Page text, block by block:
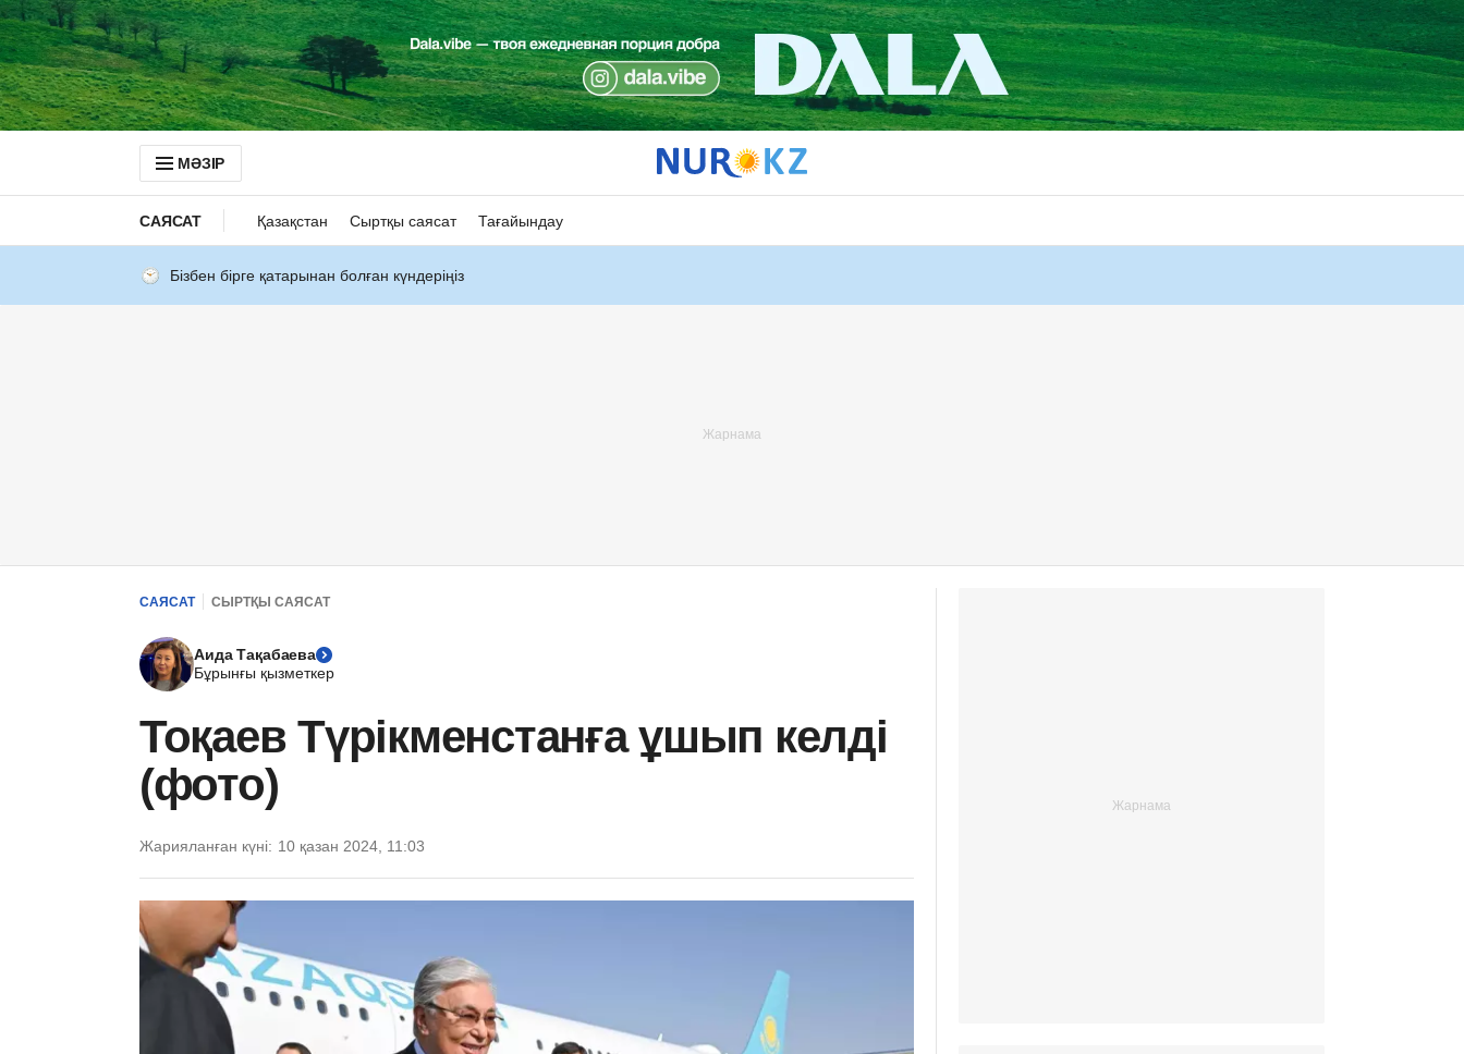
МӘЗІР
САЯСАТ Қазақстан Сыртқы саясат Тағайындау
Бізбен бірге қатарынан болған күндеріңіз
САЯСАТ СЫРТҚЫ САЯСАТ
Аида Тақабаева
Бұрынғы қызметкер
Тоқаев Түрікменстанға ұшып келді
(фото)
Жарияланған күні: 10 қазан 2024, 11:03